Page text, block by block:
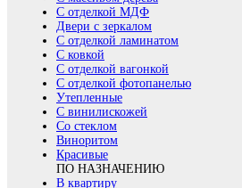
С отделкой МДФ
Двери с зеркалом
С отделкой ламинатом
С ковкой
С отделкой вагонкой
С отделкой фотопанелью
Утепленные
С винилискожей
Со стеклом
Виноритом
Красивые
ПО НАЗНАЧЕНИЮ
В квартиру